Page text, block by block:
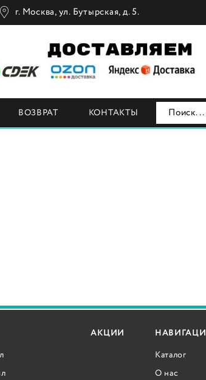
г. Москва, ул. Бутырская, д. 5.
ВОЗВРАТ КОНТАКТЫ
АКЦИИ
Каталог
О нас